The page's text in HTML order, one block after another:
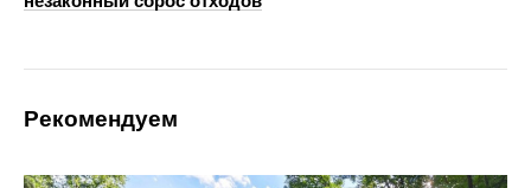
Рекомендуем